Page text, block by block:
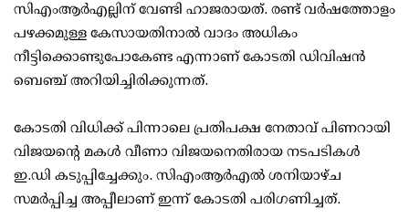
സിഎംആര്‍എല്ലിന് വേണ്ടി ഹാജരായത്. രണ്ട് വര്‍ഷത്തോളം
പഴക്കമുള്ള കേസായതിനാല്‍ വാദം അധികം
നീട്ടിക്കൊണ്ടുപോകേണ്ട എന്നാണ് കോടതി ഡിവിഷന്‍
ബെഞ്ച് അറിയിച്ചിരിക്കുന്നത്.
കോടതി വിധിക്ക് പിന്നാലെ പ്രതിപക്ഷ നേതാവ് പിണറായി
വിജയന്റെ മകള്‍ വീണാ വിജയനെതിരായ നടപടികള്‍
ഇ.ഡി കടുപ്പിച്ചേക്കും. സിഎംആര്‍എല്‍ ശനിയാഴ്ച
സമര്‍പ്പിച്ച അപ്പീലാണ് ഇന്ന് കോടതി പരിഗണിച്ചത്.